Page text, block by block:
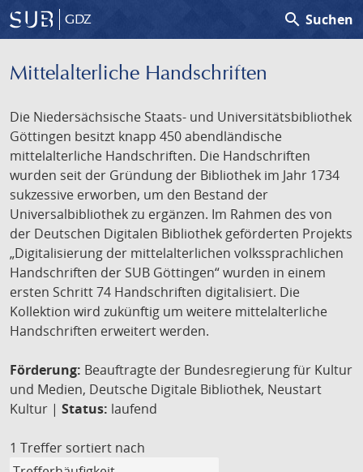
GDZ search Suchen
Mittelalterliche Handschriften
Die Niedersächsische Staats- und Universitätsbibliothek
Göttingen besitzt knapp 450 abendländische
mittelalterliche Handschriften. Die Handschriften
wurden seit der Gründung der Bibliothek im Jahr 1734
sukzessive erworben, um den Bestand der
Universalbibliothek zu ergänzen. Im Rahmen des von
der Deutschen Digitalen Bibliothek geförderten Projekts
„Digitalisierung der mittelalterlichen volkssprachlichen
Handschriften der SUB Göttingen“ wurden in einem
ersten Schritt 74 Handschriften digitalisiert. Die
Kollektion wird zukünftig um weitere mittelalterliche
Handschriften erweitert werden.
Förderung: Beauftragte der Bundesregierung für Kultur
und Medien, Deutsche Digitale Bibliothek, Neustart
Kultur | Status: laufend
1 Treffer sortiert nach